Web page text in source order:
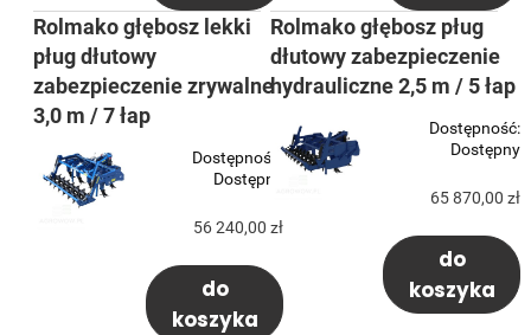
Rolmako głębosz lekki
pług dłutowy
zabezpieczenie zrywalne
3,0 m / 7 łap
Dostępność:
Dostępny
56 240,00 zł
do
koszyka
Rolmako głębosz pług
dłutowy zabezpieczenie
hydrauliczne 2,5 m / 5 łap
Dostępność:
Dostępny
65 870,00 zł
do
koszyka